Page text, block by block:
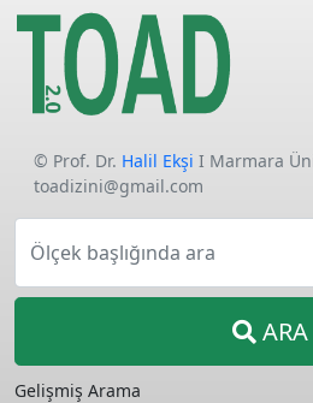
© Prof. Dr. Halil Ekşi I Marmara
toadizini@gmail.com
Ölçek başlığında ara
ARA
Gelişmiş Arama